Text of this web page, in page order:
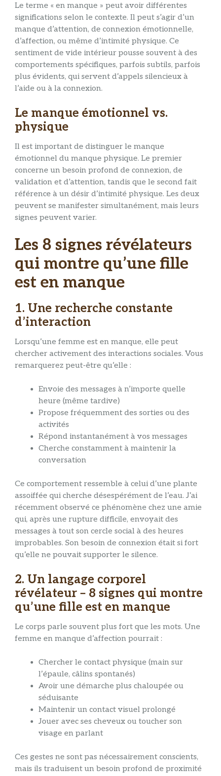
Le terme « en manque » peut avoir différentes
significations selon le contexte. Il peut s’agir d’un
manque d’attention, de connexion émotionnelle,
d’affection, ou même d’intimité physique. Ce
sentiment de vide intérieur pousse souvent à des
comportements spécifiques, parfois subtils, parfois
plus évidents, qui servent d’appels silencieux à
l’aide ou à la connexion.
Le manque émotionnel vs.
physique
Il est important de distinguer le manque
émotionnel du manque physique. Le premier
concerne un besoin profond de connexion, de
validation et d’attention, tandis que le second fait
référence à un désir d’intimité physique. Les deux
peuvent se manifester simultanément, mais leurs
signes peuvent varier.
Les 8 signes révélateurs
qui montre qu’une fille
est en manque
1. Une recherche constante
d’interaction
Lorsqu’une femme est en manque, elle peut
chercher activement des interactions sociales. Vous
remarquerez peut-être qu’elle :
Envoie des messages à n’importe quelle
heure (même tardive)
Propose fréquemment des sorties ou des
activités
Répond instantanément à vos messages
Cherche constamment à maintenir la
conversation
Ce comportement ressemble à celui d’une plante
assoiffée qui cherche désespérément de l’eau. J’ai
récemment observé ce phénomène chez une amie
qui, après une rupture difficile, envoyait des
messages à tout son cercle social à des heures
improbables. Son besoin de connexion était si fort
qu’elle ne pouvait supporter le silence.
2. Un langage corporel
révélateur – 8 signes qui montre
qu’une fille est en manque
Le corps parle souvent plus fort que les mots. Une
femme en manque d’affection pourrait :
Chercher le contact physique (main sur
l’épaule, câlins spontanés)
Avoir une démarche plus chaloupée ou
séduisante
Maintenir un contact visuel prolongé
Jouer avec ses cheveux ou toucher son
visage en parlant
Ces gestes ne sont pas nécessairement conscients,
mais ils traduisent un besoin profond de proximité